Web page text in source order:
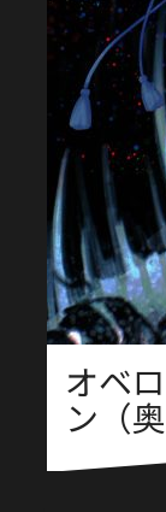
オベ
ン（